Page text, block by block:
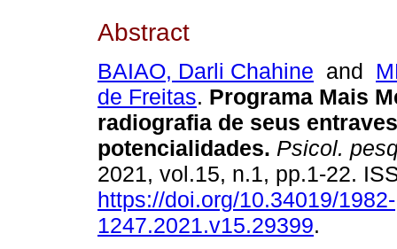
Abstract
BAIAO, Darli Chahine and
de Freitas. Programa Mais
radiografia de seus
potencialidades. Psicol.
2021, vol.15, n.1, pp.1-22.
https://doi.org/10.34019/1982-
1247.2021.v15.29399.